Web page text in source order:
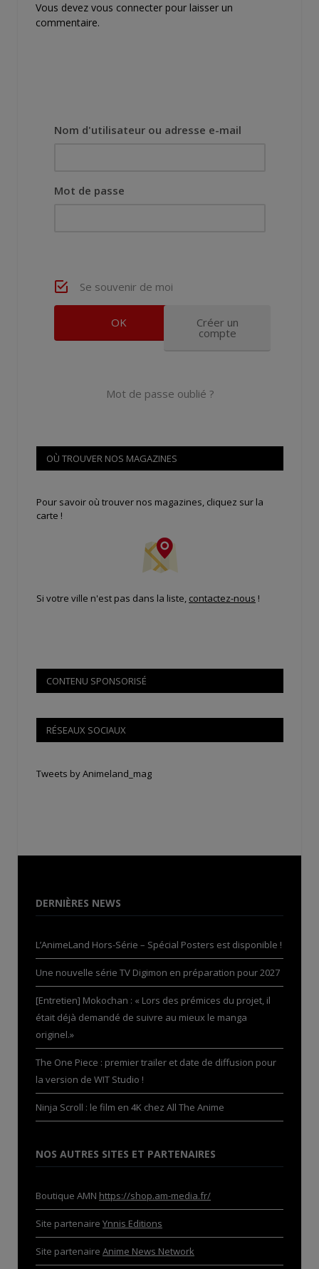
Vous devez vous connecter pour laisser un
commentaire.
Nom d'utilisateur ou adresse e-mail
Mot de passe
Se souvenir de moi
Créer un
compte
Mot de passe oublié ?
OÙ TROUVER NOS MAGAZINES
Pour savoir où trouver nos magazines, cliquez sur la
carte !
Si votre ville n'est pas dans la liste, contactez-nous !
CONTENU SPONSORISÉ
RÉSEAUX SOCIAUX
Tweets by Animeland_mag
DERNIÈRES NEWS
L’AnimeLand Hors-Série – Spécial Posters est disponible !
Une nouvelle série TV Digimon en préparation pour 2027
[Entretien] Mokochan : « Lors des prémices du projet, il
était déjà demandé de suivre au mieux le manga
originel.»
The One Piece : premier trailer et date de diffusion pour
la version de WIT Studio !
Ninja Scroll : le film en 4K chez All The Anime
NOS AUTRES SITES ET PARTENAIRES
Boutique AMN https://shop.am-media.fr/
Site partenaire Ynnis Editions
Site partenaire Anime News Network